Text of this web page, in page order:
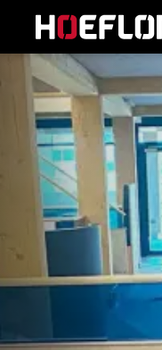
Maschinen
Branchen
Wissensdatenbank
Händler
Kaufberatung
Angebot anfordern
Kontakt